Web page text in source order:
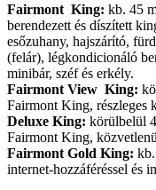
Fairmont King: kb. 45
berendezett és díszített
esőzuhany, hajszárító,
(felár), légkondicionáló
minibár, széf és erkély.
Fairmont View King:
Fairmont King, részleges
Deluxe King: körülbelül
Fairmont King,
Fairmont Gold King:
internet-hozzáféréssel és